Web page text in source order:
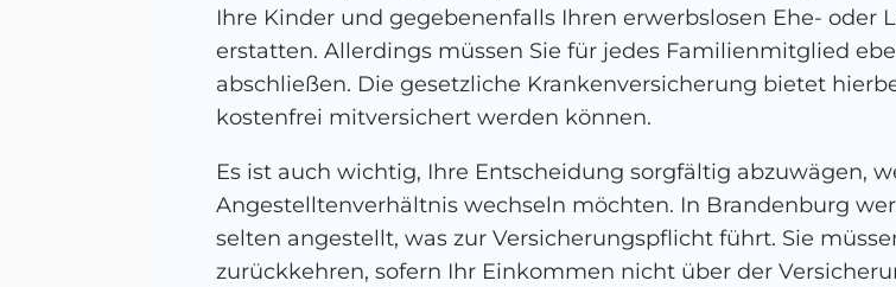
Ihre Kinder und gegebenenfalls Ihren erwerbslosen Ehe-
erstatten. Allerdings müssen Sie für jedes Familienmitglied
abschließen. Die gesetzliche Krankenversicherung bietet
kostenfrei mitversichert werden können.
Es ist auch wichtig, Ihre Entscheidung sorgfältig abzuwägen,
Angestelltenverhältnis wechseln möchten. In Brandenburg
selten angestellt, was zur Versicherungspflicht führt. Sie
zurückkehren, sofern Ihr Einkommen nicht über der